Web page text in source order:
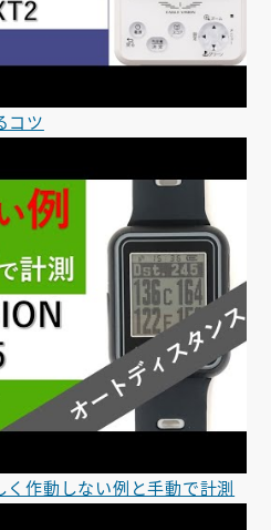
コツ
作動しない例と手動で計測